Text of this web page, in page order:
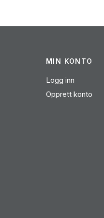
MIN KONTO
Logg inn
Opprett konto